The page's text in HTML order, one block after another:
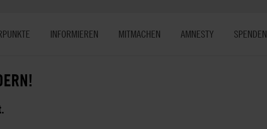
INFORMIEREN MITMACHEN AMNESTY SPENDEN